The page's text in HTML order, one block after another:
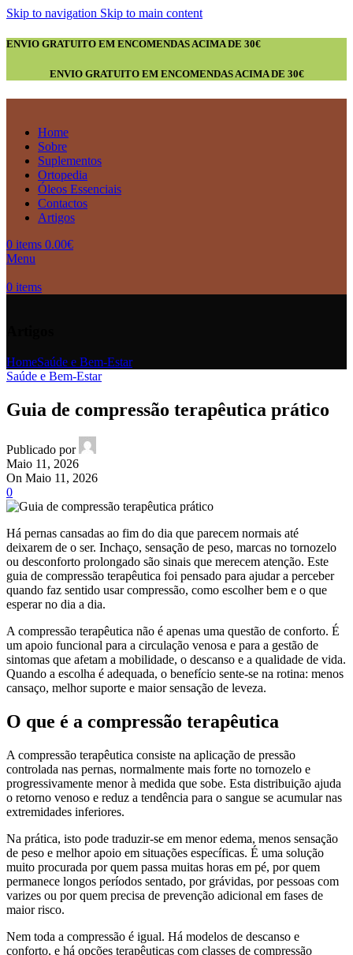
Skip to navigation Skip to main content
ENVIO GRATUITO EM ENCOMENDAS ACIMA DE 30€
ENVIO GRATUITO EM ENCOMENDAS ACIMA DE 30€
Home
Sobre
Suplementos
Ortopedia
Óleos Essenciais
Contactos
Artigos
0 items 0.00€
Menu
0 items
HomeSaúde e Bem-Estar
Saúde e Bem-Estar
Guia de compressão terapêutica prático
Publicado por
Maio 11, 2026
On Maio 11, 2026
0
Há pernas cansadas ao fim do dia que parecem normais até
deixarem de o ser. Inchaço, sensação de peso, marcas no tornozelo
ou desconforto prolongado são sinais que merecem atenção. Este
guia de compressão terapêutica foi pensado para ajudar a perceber
quando faz sentido usar compressão, como escolher bem e o que
esperar no dia a dia.
A compressão terapêutica não é apenas uma questão de conforto. É
um apoio funcional para a circulação venosa e para a gestão de
sintomas que afetam a mobilidade, o descanso e a qualidade de vida.
Quando a escolha é adequada, o benefício sente-se na rotina: menos
cansaço, melhor suporte e maior sensação de leveza.
O que é a compressão terapêutica
A compressão terapêutica consiste na aplicação de pressão
controlada nas pernas, normalmente mais forte no tornozelo e
progressivamente menor à medida que sobe. Esta distribuição ajuda
o retorno venoso e reduz a tendência para o sangue se acumular nas
extremidades inferiores.
Na prática, isto pode traduzir-se em menor edema, menos sensação
de peso e melhor apoio em situações específicas. É uma solução
muito procurada por quem passa muitas horas em pé, por quem
permanece longos períodos sentado, por grávidas, por pessoas com
varizes ou por quem precisa de prevenção adicional em fases de
maior risco.
Nem toda a compressão é igual. Há modelos de descanso e
conforto, e há opções terapêuticas com classes de compressão